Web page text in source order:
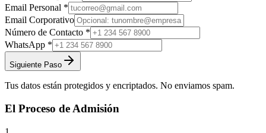
Email Personal *
Email Corporativo
Número de Contacto *
WhatsApp *
Siguiente Paso
Tus datos están protegidos y encriptados. No enviamos spam.
El Proceso de Admisión